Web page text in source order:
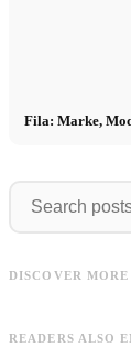
Fila: Marke,
DISCOVER MORE
documentary
READERS ALSO